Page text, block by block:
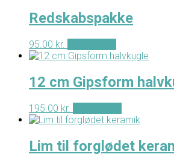
Redskabspakke
95.00 kr.
12 cm Gipsform
195.00 kr.
Lim til forglødet